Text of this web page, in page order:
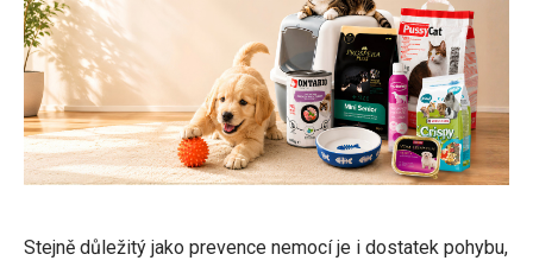
Stejně důležitý jako prevence nemocí je i dostatek pohybu,